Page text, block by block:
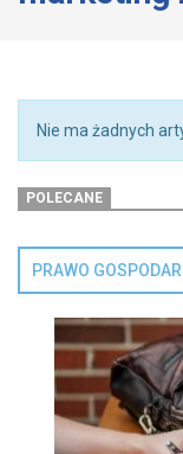
Nie ma żadnych
POLECANE
PRAWO